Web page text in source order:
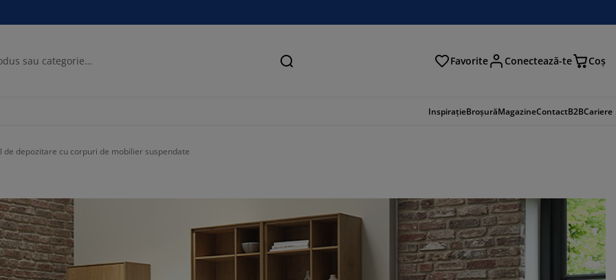
Căutare Favorite Conectează-te Coş
InspirațieBroșurăMagazineContactB2BCariere
de depozitare cu corpuri de mobilier suspendate